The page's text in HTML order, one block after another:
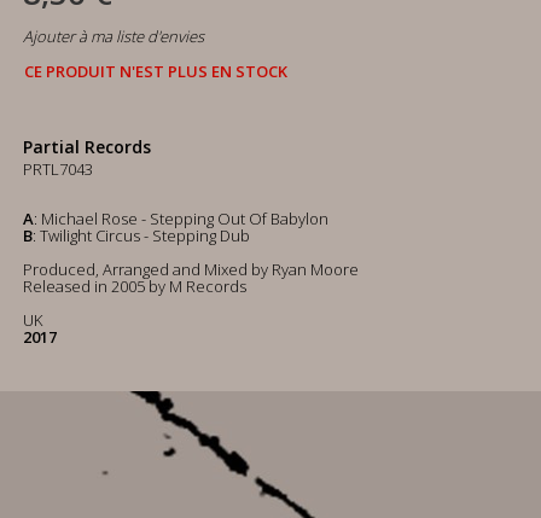
Ajouter à ma liste d'envies
CE PRODUIT N'EST PLUS EN STOCK
Partial Records
PRTL7043
A: Michael Rose - Stepping Out Of Babylon
B: Twilight Circus - Stepping Dub
Produced, Arranged and Mixed by Ryan Moore
Released in 2005 by M Records
UK
2017